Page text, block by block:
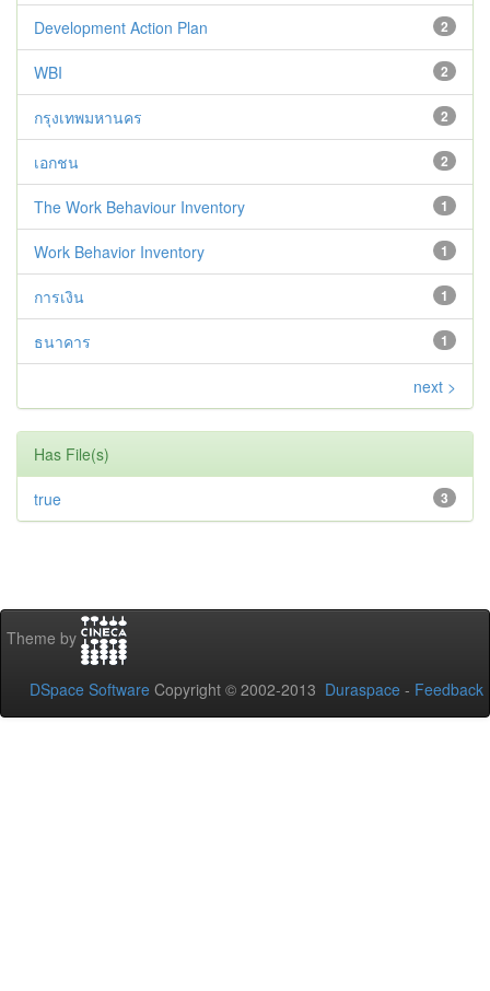
2
Development Action Plan
2
WBI
2
กรุงเทพมหานคร
2
เอกชน
1
The Work Behaviour Inventory
1
Work Behavior Inventory
1
การเงิน
1
ธนาคาร
next >
Has File(s)
3
true
Theme by
DSpace Software Copyright © 2002-2013 Duraspace - Feedback